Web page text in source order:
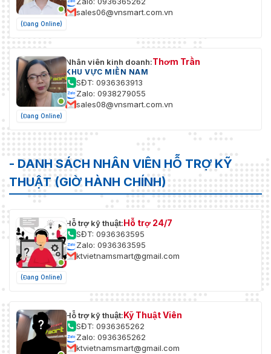
(Đang Online)
sales06@vnsmart.com.vn
(Đang Online)
Nhân viên kinh doanh:Thơm Trần
KHU VỰC MIỀN NAM
SĐT: 0936363913
Zalo: 0938279055
sales08@vnsmart.com.vn
- DANH SÁCH NHÂN VIÊN HỖ TRỢ KỸ
THUẬT (GIỜ HÀNH CHÍNH)
(Đang Online)
Hỗ trợ kỹ thuật:Hỗ trợ 24/7
SĐT: 0936363595
Zalo: 0936363595
ktvietnamsmart@gmail.com
Hỗ trợ kỹ thuật:Kỹ Thuật Viên
SĐT: 0936365262
Zalo: 0936365262
ktvietnamsmart@gmail.com